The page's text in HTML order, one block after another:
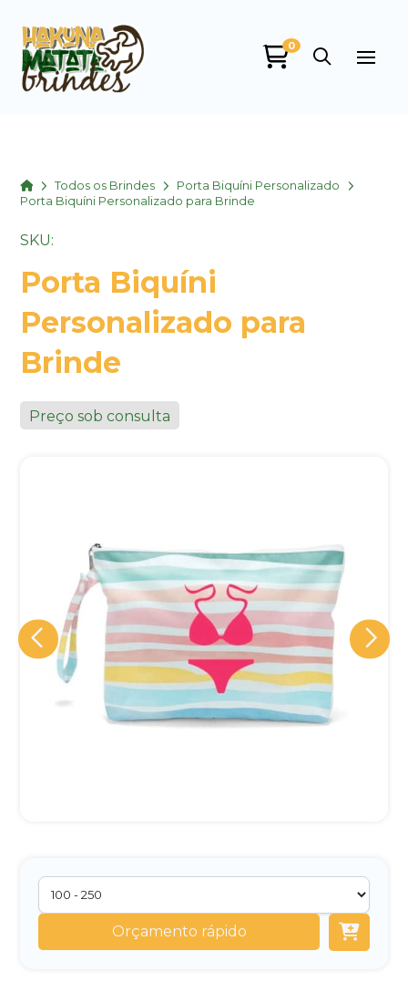
0
HomeTodos os Brindes
Porta Biquíni Personalizado
Porta Biquíni Personalizado para Brinde
SKU:
Porta Biquíni
Personalizado para
Brinde
Preço sob consulta
Orçamento rápido